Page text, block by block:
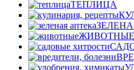
ТЕПЛИЦА
ЖИВОТНЫЕ